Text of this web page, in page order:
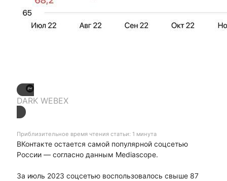
DARK WEBEX
Приблизительное время чтения статьи: 1 минута
ВКонтакте остается самой популярной соцсетью
России — согласно данным Mediascope.
За июль 2023 соцсетью воспользовалось свыше 87